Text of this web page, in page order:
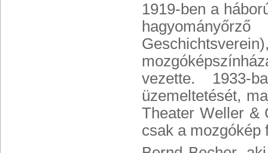
1919-ben a
vezette. 1933-
üzemeltetését,
Theater Weller &
csak a mozgókép